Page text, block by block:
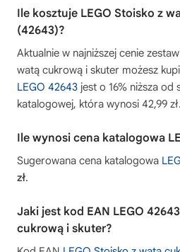
Ile kosztuje LEGO Stoisko z
(42643)?
Aktualnie w najniższej cenie
watą cukrową i skuter możesz
LEGO 42643 jest o 16% niższa od
katalogowej, która wynosi 42,99 zł.
Ile wynosi cena katalogowa
Sugerowana cena katalogowa
zł.
Jaki jest kod EAN LEGO
cukrową i skuter?